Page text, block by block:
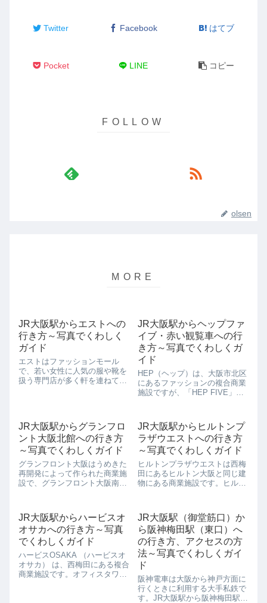
Twitter Facebook はてブ
Pocket LINE コピー
olsen
JR大阪駅からエストへの
行き方～写真でくわしく
ガイド
エストはファッションモール
で、若い女性に人気の服や靴を
扱う専門店が多く軒を連ねてい
き方を写真を交えて解説します
JR大阪駅か...
JR大阪駅からヘップファ
イブ・赤い観覧車への行
き方～写真でくわしくガ
イド
HEP（ヘップ）は、大阪市北区
にあるファッションの複合商業
施設ですが、「HEP FIVE」
構成されています。ヘップファ
イブはもとは阪急ファイブだっ
たのですが、1998年にヘップ
フ...
JR大阪駅からグランフロ
ント大阪北館への行き方
～写真でくわしくガイド
グランフロント大阪はうめきた
再開発によって作られた商業施
設で、グランフロント大阪南
ト大阪オーナーズタワーの4つ
で構成されています。 グランフ
ロント大阪北館は、南館を通っ
た先にあり、...
JR大阪駅からヒルトンプ
ラザウエストへの行き方
～写真でくわしくガイド
ヒルトンプラザウエストは西梅
田にあるヒルトン大阪と同じ建
物にある商業施設です。ヒルト
物で、ウエストのほうは地下2
階から6階にかけてルイ・ヴィ
トンなどのハイブランドの店舗
が入っています。...
JR大阪駅からハービスオ
オサカへの行き方～写真
でくわしくガイド
ハービスOSAKA （ハービスオ
オサカ） は、西梅田にある複合
商業施設です。オフィスタワー
JR大阪駅（御堂筋口）か
ら阪神梅田駅（東口）へ
の行き方、アクセスの方
法～写真でくわしくガイ
ド
阪神電車は大阪から神戸方面に
行くときに利用する大手私鉄で
す。JR大阪駅から阪神梅田駅は